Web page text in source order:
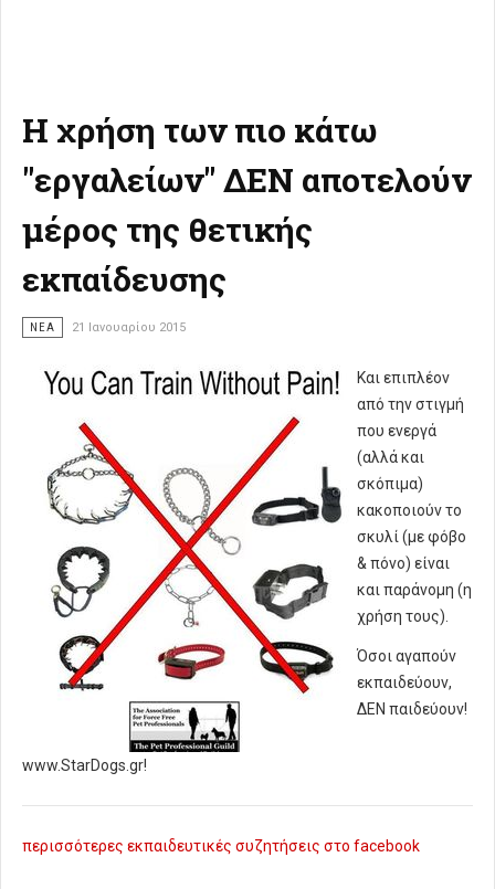
Η χρήση των πιο κάτω
"εργαλείων" ΔΕΝ αποτελούν
μέρος της θετικής
εκπαίδευσης
ΝΈΑ 21 Ιανουαρίου 2015
Και επιπλέον
από την στιγμή
που ενεργά
(αλλά και
σκόπιμα)
κακοποιούν το
σκυλί (με φόβο
& πόνο) είναι
και παράνομη (η
χρήση τους).
Όσοι αγαπούν
εκπαιδεύουν,
ΔΕΝ παιδεύουν!
www.StarDogs.gr!
περισσότερες εκπαιδευτικές συζητήσεις στο facebook